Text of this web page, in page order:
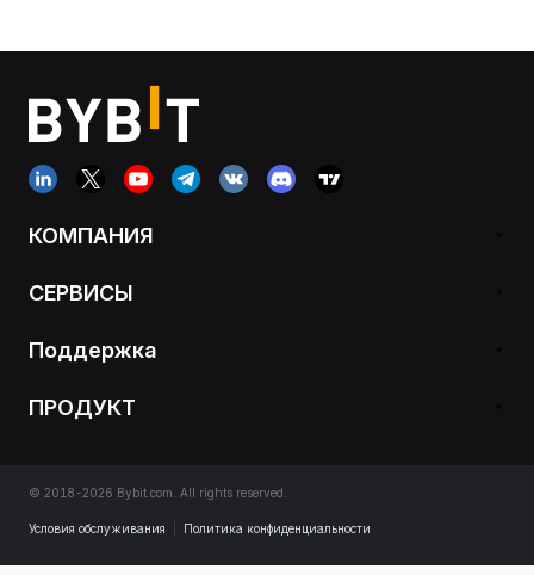
КОМПАНИЯ
СЕРВИСЫ
Поддержка
ПРОДУКТ
© 2018-2026 Bybit.com. All rights reserved.
Условия обслуживания Политика конфиденциальности